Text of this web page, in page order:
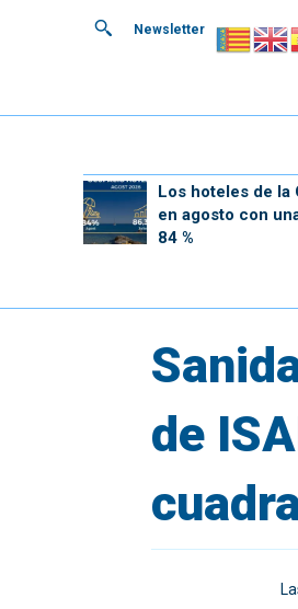
Newsletter
Los hoteles de la
en agosto con
84 %
de